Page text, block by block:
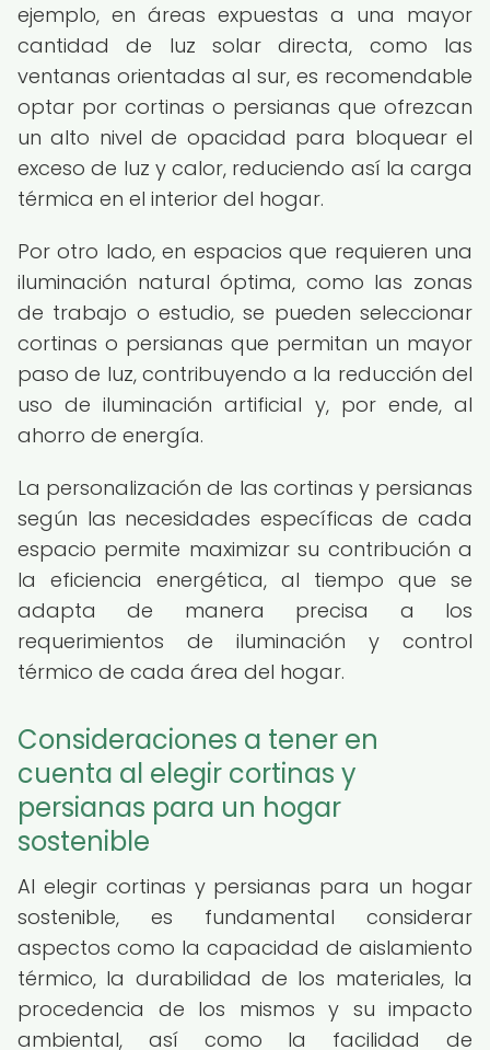
ejemplo, en áreas expuestas a una mayor
cantidad de luz solar directa, como las
ventanas orientadas al sur, es recomendable
optar por cortinas o persianas que ofrezcan
un alto nivel de opacidad para bloquear el
exceso de luz y calor, reduciendo así la carga
térmica en el interior del hogar.
Por otro lado, en espacios que requieren una
iluminación natural óptima, como las zonas
de trabajo o estudio, se pueden seleccionar
cortinas o persianas que permitan un mayor
paso de luz, contribuyendo a la reducción del
uso de iluminación artificial y, por ende, al
ahorro de energía.
La personalización de las cortinas y persianas
según las necesidades específicas de cada
espacio permite maximizar su contribución a
la eficiencia energética, al tiempo que se
adapta de manera precisa a los
requerimientos de iluminación y control
térmico de cada área del hogar.
Consideraciones a tener en
cuenta al elegir cortinas y
persianas para un hogar
sostenible
Al elegir cortinas y persianas para un hogar
sostenible, es fundamental considerar
aspectos como la capacidad de aislamiento
térmico, la durabilidad de los materiales, la
procedencia de los mismos y su impacto
ambiental, así como la facilidad de